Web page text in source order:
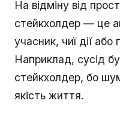
На відміну від
стейкхолдер — це
учасник, чиї дії
Наприклад, сусід
стейкхолдер, бо
якість життя.